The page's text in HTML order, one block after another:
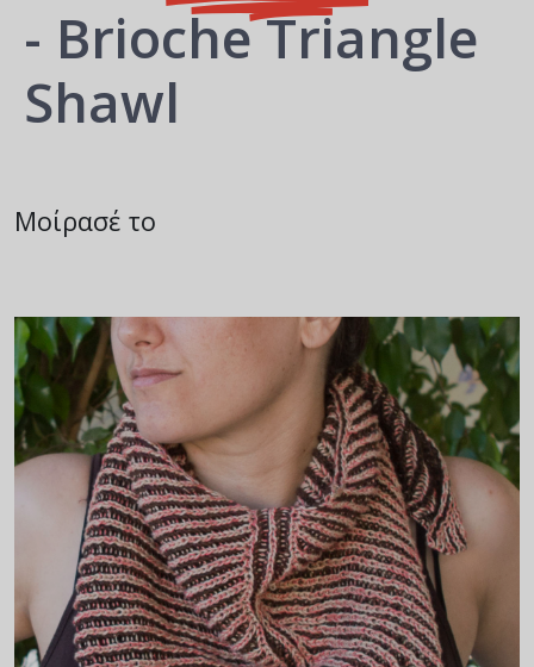
- Brioche Triangle
Shawl
Μοίρασέ το